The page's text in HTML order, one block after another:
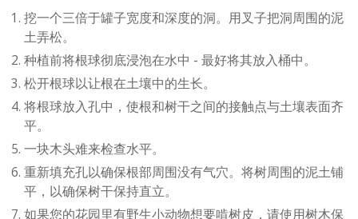
挖一个三倍于罐子宽度和深度的洞。用叉子把洞周围的泥
土弄松。
种植前将根球彻底浸泡在水中 - 最好将其放入桶中。
松开根球以让根在土壤中的生长。
将根球放入孔中，使根和树干之间的接触点与土壤表面齐
平。
一块木头难来检查水平。
重新填充孔以确保根部周围没有气穴。将树周围的泥土铺
平，以确保树干保持直立。
如果您的花园里有野生小动物想要啃树皮，请使用树木保